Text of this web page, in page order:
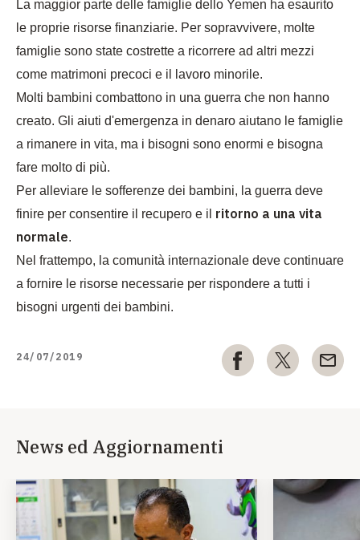
La maggior parte delle famiglie dello Yemen ha esaurito
le proprie risorse finanziarie. Per sopravvivere, molte
famiglie sono state costrette a ricorrere ad altri mezzi
come matrimoni precoci e il lavoro minorile.
Molti bambini combattono in una guerra che non hanno
creato. Gli aiuti d'emergenza in denaro aiutano le famiglie
a rimanere in vita, ma i bisogni sono enormi e bisogna
fare molto di più.
Per alleviare le sofferenze dei bambini, la guerra deve
finire per consentire il recupero e il ritorno a una vita
normale.
Nel frattempo, la comunità internazionale deve continuare
a fornire le risorse necessarie per rispondere a tutti i
bisogni urgenti dei bambini.
24/07/2019
News ed Aggiornamenti